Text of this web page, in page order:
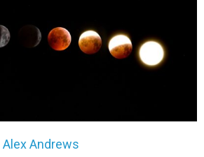
Alex Andrews